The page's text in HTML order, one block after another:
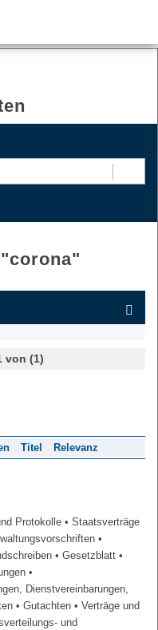
corona"
von (1)
Titel Relevanz
Protokolle • Staatsverträge
•
• Gesetzblatt •
•
Dienstvereinbarungen,
• Gutachten • Verträge und
und